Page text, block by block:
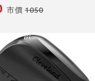
市價1050